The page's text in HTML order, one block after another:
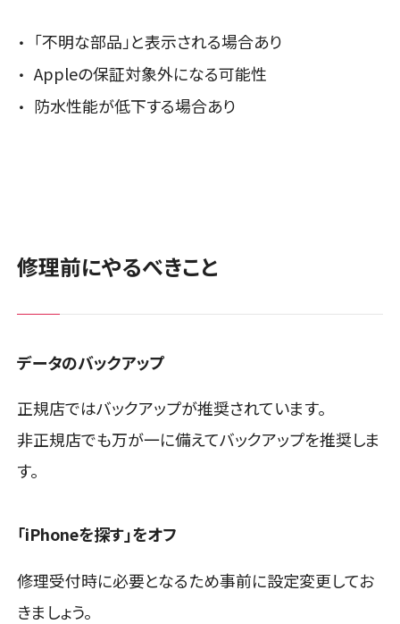
「不明な部品」と表示される場合あり
Appleの保証対象外になる可能性
防水性能が低下する場合あり
修理前にやるべきこと
データのバックアップ
正規店ではバックアップが推奨されています。
非正規店でも万が一に備えてバックアップを推奨しま
す。
「iPhoneを探す」をオフ
修理受付時に必要となるため事前に設定変更してお
きましょう。